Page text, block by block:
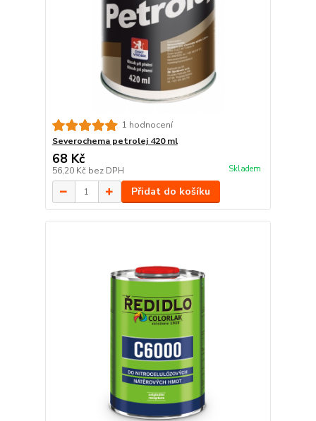
1 hodnocení
Severochema petrolej 420 ml
68 Kč
56,20 Kč bez DPH Skladem
Přidat do košíku